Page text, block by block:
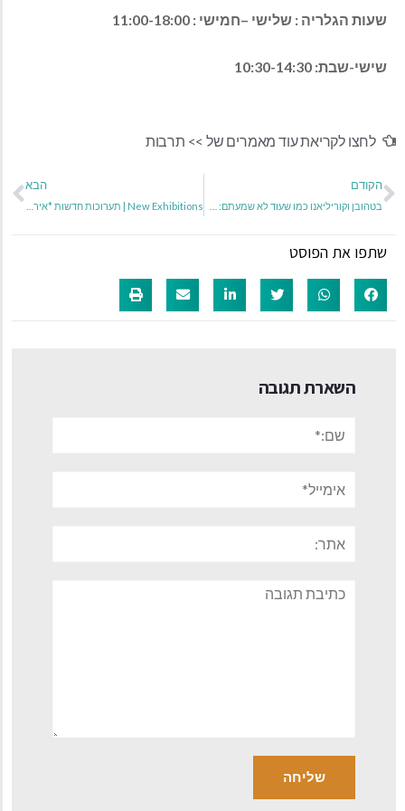
שעות הגלריה : שלישי –חמישי : 11:00-18:00
שישי-שבת: 10:30-14:30
לחצו לקריאת עוד מאמרים של >> תרבות
הקודם הבא
שתפו את הפוסט
השארת תגובה
תגובה